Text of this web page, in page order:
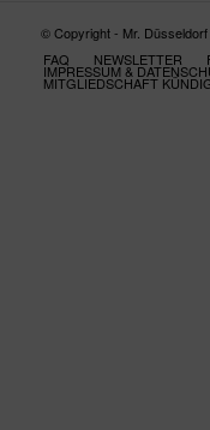
© Copyright - Mr. Düsseldorf
FAQ
NEWSLETTER
IMPRESSUM &
MITGLIEDSCHAFT